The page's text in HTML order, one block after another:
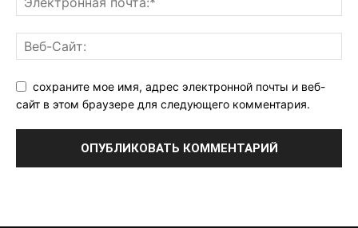
сохраните мое имя, адрес электронной почты и веб-
сайт в этом браузере для следующего комментария.